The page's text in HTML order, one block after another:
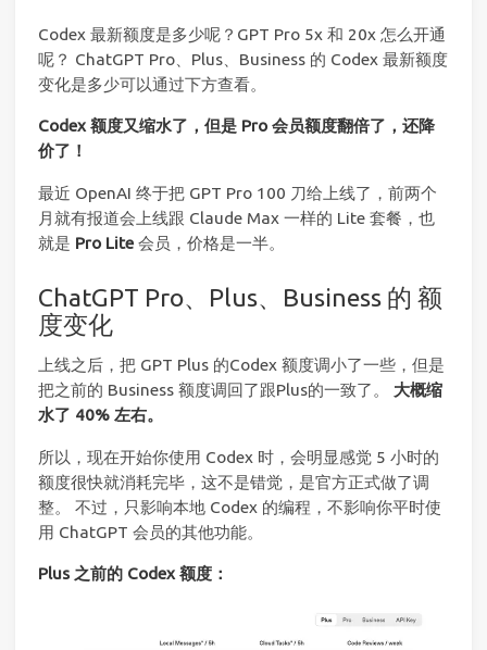
Codex 最新额度是多少呢？GPT Pro 5x 和 20x 怎么开通
呢？ ChatGPT Pro、Plus、Business 的 Codex 最新额度
变化是多少可以通过下方查看。
Codex 额度又缩水了，但是 Pro 会员额度翻倍了，还降
价了！
最近 OpenAI 终于把 GPT Pro 100 刀给上线了，前两个
月就有报道会上线跟 Claude Max 一样的 Lite 套餐，也
就是 Pro Lite 会员，价格是一半。
ChatGPT Pro、Plus、Business 的 额
度变化
上线之后，把 GPT Plus 的Codex 额度调小了一些，但是
把之前的 Business 额度调回了跟Plus的一致了。 大概缩
水了 40% 左右。
所以，现在开始你使用 Codex 时，会明显感觉 5 小时的
额度很快就消耗完毕，这不是错觉，是官方正式做了调
整。 不过，只影响本地 Codex 的编程，不影响你平时使
用 ChatGPT 会员的其他功能。
Plus 之前的 Codex 额度：